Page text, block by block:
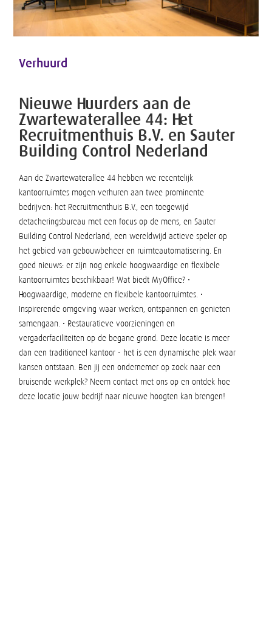
Verhuurd
Nieuwe Huurders aan de
Zwartewaterallee 44: Het
Recruitmenthuis B.V. en Sauter
Building Control Nederland
Aan de Zwartewaterallee 44 hebben we recentelijk
kantoorruimtes mogen verhuren aan twee prominente
bedrijven: het Recruitmenthuis B.V., een toegewijd
detacheringsbureau met een focus op de mens, en Sauter
Building Control Nederland, een wereldwijd actieve speler op
het gebied van gebouwbeheer en ruimteautomatisering. En
goed nieuws: er zijn nog enkele hoogwaardige en flexibele
kantoorruimtes beschikbaar! Wat biedt MyOffice? •
Hoogwaardige, moderne en flexibele kantoorruimtes. •
Inspirerende omgeving waar werken, ontspannen en genieten
samengaan. • Restauratieve voorzieningen en
vergaderfaciliteiten op de begane grond. Deze locatie is meer
dan een traditioneel kantoor - het is een dynamische plek waar
kansen ontstaan. Ben jij een ondernemer op zoek naar een
bruisende werkplek? Neem contact met ons op en ontdek hoe
deze locatie jouw bedrijf naar nieuwe hoogten kan brengen!